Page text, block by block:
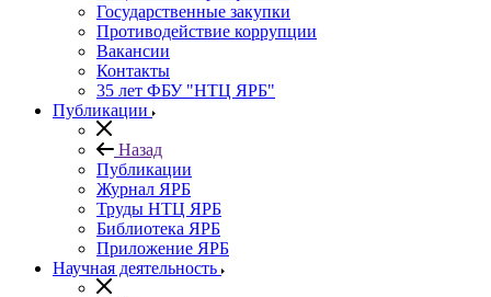
Государственные закупки
Противодействие коррупции
Вакансии
Контакты
35 лет ФБУ "НТЦ ЯРБ"
Публикации
Назад
Публикации
Журнал ЯРБ
Труды НТЦ ЯРБ
Библиотека ЯРБ
Приложение ЯРБ
Научная деятельность